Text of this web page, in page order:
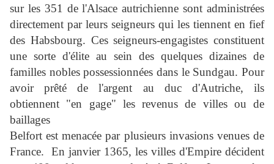
sur les 351 de l'Alsace autrichienne sont administrées
directement par leurs seigneurs qui les tiennent en fief
des Habsbourg. Ces seigneurs-engagistes constituent
une sorte d'élite au sein des quelques dizaines de
familles nobles possessionnées dans le Sundgau. Pour
avoir prêté de l'argent au duc d'Autriche, ils
obtiennent "en gage" les revenus de villes ou de
baillages
Belfort est menacée par plusieurs invasions venues de
France.
En janvier 1365, les villes d'Empire décident